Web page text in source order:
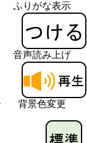
ふりがな表示
音声読み上げ
背景色変更